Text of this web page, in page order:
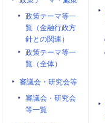
政策テーマ等一
覧（金融行政方
針との関連）
政策テーマ等一
覧（全体）
審議会・研究会等
審議会・研究会
等一覧